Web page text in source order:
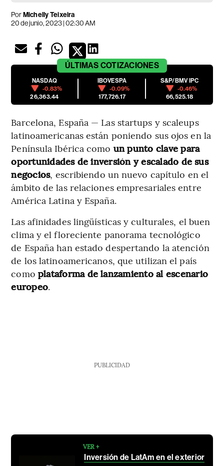
PorMichelly Teixeira
20 de junio, 2023 | 02:30 AM
ÚLTIMAS COTIZACIONES
NASDAQ
-0.83%
26,363.44
IBOVESPA
-0.09%
177,726.17
S&P/BMV IPC
-0.46%
66,525.18
Barcelona, España — Las startups y scaleups
latinoamericanas están poniendo sus ojos en la
Península Ibérica como un punto clave para
oportunidades de inversión y escalado de sus
negocios, escribiendo un nuevo capítulo en el
ámbito de las relaciones empresariales entre
América Latina y España.
Las afinidades lingüísticas y culturales, el buen
clima y el floreciente panorama tecnológico
de España han estado despertando la atención
de los latinoamericanos, que utilizan el país
como plataforma de lanzamiento al escenario
europeo.
PUBLICIDAD
VER +
Inversión de LatAm en el exterior